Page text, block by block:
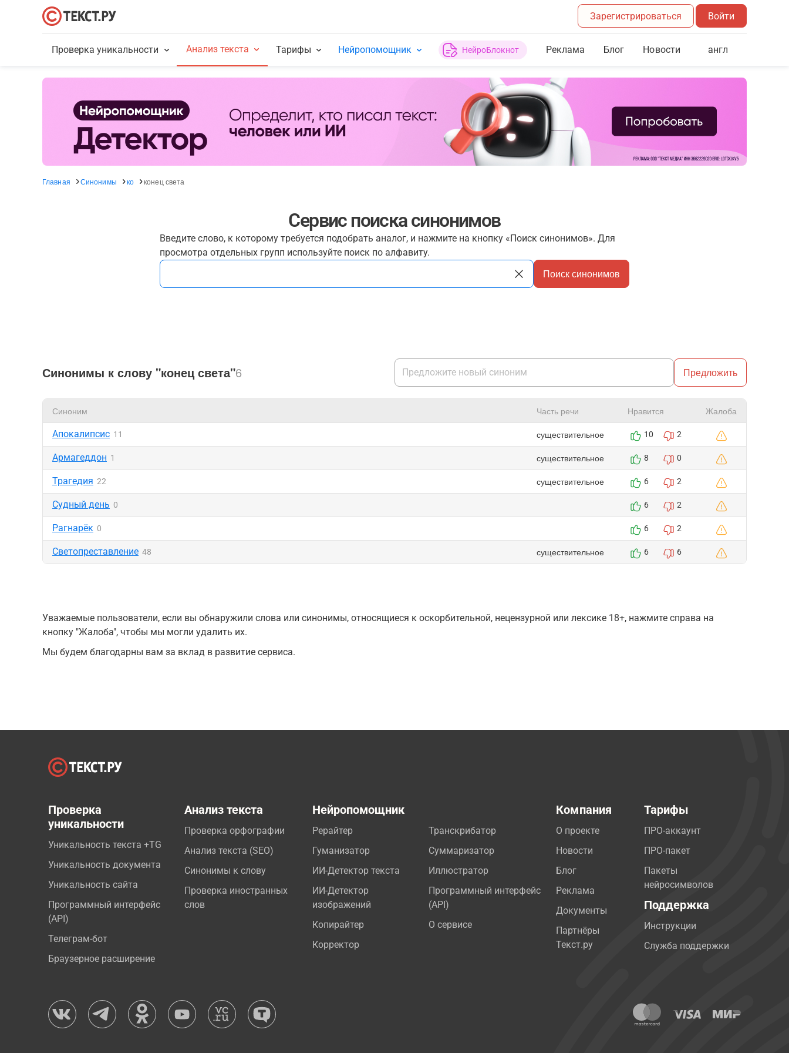
Зарегистрироваться Войти
Проверка уникальности Анализ текста Тарифы Нейропомощник НейроБлокнот Реклама Блог Новости англ
Главная Синонимы ко конец света
Сервис поиска синонимов
Введите слово, к которому требуется подобрать аналог, и нажмите на кнопку «Поиск синонимов». Для
просмотра отдельных групп используйте поиск по алфавиту.
Поиск синонимов
Синонимы к слову "конец света"6 Предложить
Синоним Часть речи Нравится Жалоба
Апокалипсис 11 существительное 10 2
Армагеддон 1 существительное 8 0
Трагедия 22 существительное 6 2
Судный день 0 6 2
Рагнарёк 0 6 2
Светопреставление 48 существительное 6 6
Уважаемые пользователи, если вы обнаружили слова или синонимы, относящиеся к оскорбительной, нецензурной или лексике 18+, нажмите справа на
кнопку "Жалоба", чтобы мы могли удалить их.
Мы будем благодарны вам за вклад в развитие сервиса.
Проверка
уникальности
Уникальность текста +TG
Уникальность документа
Уникальность сайта
Программный интерфейс
(API)
Телеграм-бот
Браузерное расширение
Анализ текста
Проверка орфографии
Анализ текста (SEO)
Синонимы к слову
Проверка иностранных
слов
Нейропомощник
Рерайтер
Гуманизатор
ИИ-Детектор текста
ИИ-Детектор
изображений
Копирайтер
Корректор
Транскрибатор
Суммаризатор
Иллюстратор
Программный интерфейс
(API)
О сервисе
Компания
О проекте
Новости
Блог
Реклама
Документы
Партнёры
Текст.ру
Тарифы
ПРО-аккаунт
ПРО-пакет
Пакеты
нейросимволов
Поддержка
Инструкции
Служба поддержки